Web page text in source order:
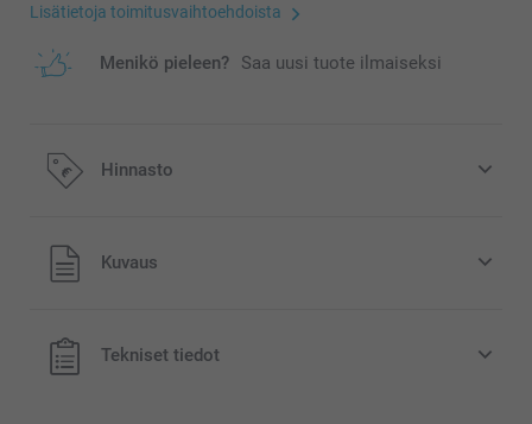
Lisätietoja toimitusvaihtoehdoista
Menikö pieleen? Saa uusi tuote ilmaiseksi
Hinnasto
Kaikki hinnat ovat euroina, sisältävät arvonlisäveron ja
eivät sisällä postikuluja.
Kuvaus
Tekniset tiedot